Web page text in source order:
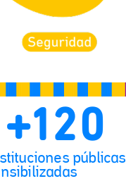
públicas
+120